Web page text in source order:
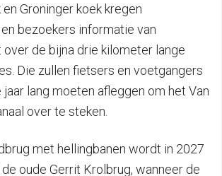
Groninger koek kregen
bezoekers informatie van
de bijna drie kilometer lange
Die zullen fietsers en voetgangers
lang moeten afleggen om het Van
over te steken.
met hellingbanen wordt in 2027
oude Gerrit Krolbrug, wanneer de